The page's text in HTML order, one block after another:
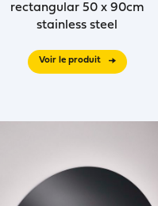
rectangular 50 x 90cm
stainless steel
Voir le produit